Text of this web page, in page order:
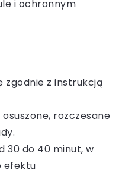
i ochronnym
zgodnie z instrukcją
rozczesane
30 do 40 minut, w
efektu